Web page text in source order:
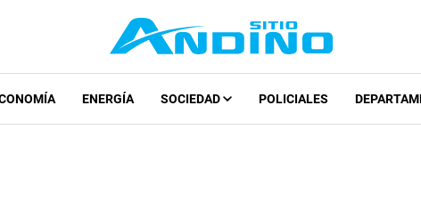
ENERGÍA SOCIEDAD POLICIALES